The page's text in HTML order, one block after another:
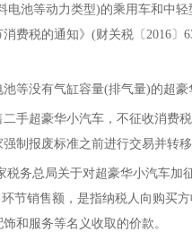
电池等动力类型)的乘用车和中
费税的通知》(财关税〔2016〕
没有气缸容量(排气量)的超豪
超豪华小汽车，不征收消费税
制报废标准之前进行交易并转移
总局关于对超豪华小汽车加征
节销售额，是指纳税人向购买
和服务等名义收取的价款。